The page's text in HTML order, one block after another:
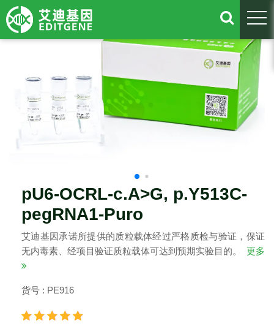
pU6-OCRL-c.A>G, p.Y513C-
pegRNA1-Puro
艾迪基因承诺所提供的质粒载体经过严格质检与验证，保证
无内毒素、经项目验证质粒载体可达到预期实验目的。
更多
货号 : PE916